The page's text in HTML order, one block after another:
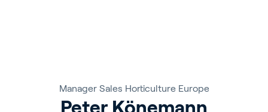
Manager Sales Horticulture Europe